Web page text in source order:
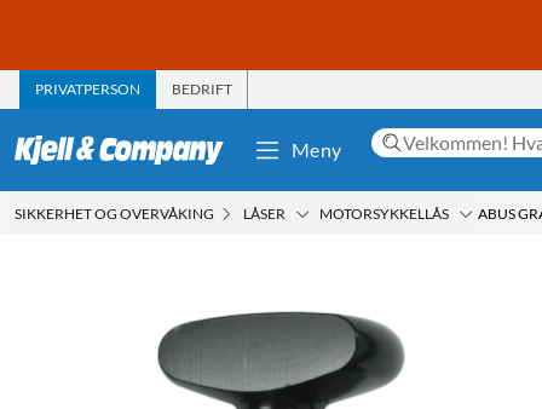
PRIVATPERSON BEDRIFT
Meny
SIKKERHET OG OVERVÅKING LÅSER MOTORSYKKELLÅS ABUS